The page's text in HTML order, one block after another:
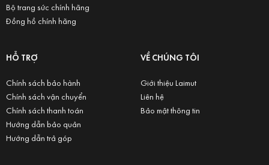
Bộ trang sức chính hãng
Đồng hồ chính hãng
HỖ TRỢ
Chính sách bảo hành
Chính sách vận chuyển
Chính sách thanh toán
Hướng dẫn bảo quản
Hướng dẫn trả góp
VỀ CHÚNG TÔI
Giới thiệu Laimut
Liên hệ
Bảo mật thông tin